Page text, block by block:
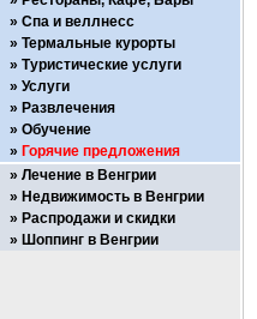
Спа и веллнесс
Термальные курорты
Туристические услуги
Услуги
Развлечения
Обучение
Горячие предложения
Лечение в Венгрии
Недвижимость в Венгрии
Распродажи и скидки
Шоппинг в Венгрии